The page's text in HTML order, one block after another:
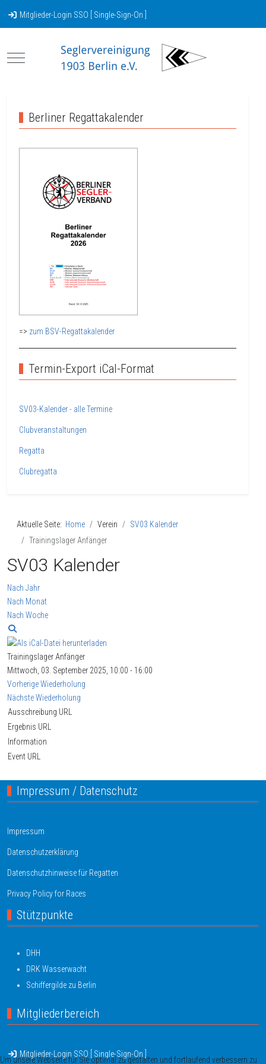
Mitglieder-Login SSO [ Single-Sign-On ]
Mobile Menu Toggle
Berliner Regattakalender
=> zum BSV-Regattakalender
Termin-Export iCal-Format
SV03-Kalender - alle Termine
Clubveranstaltungen
Regatta
Clubregatta
Aktuelle Seite: Home Verein
SV03 Kalender
Trainingslager Anfänger
SV03 Kalender
Nach Jahr
Nach Monat
Nach Woche
Trainingslager Anfänger
Mittwoch, 03. September 2025, 10:00 - 16:00
Vorherige Wiederholung
Nächste Wiederholung
Ausschreibung URL
Ergebnis URL
Information
Event URL
Impressum / Datenschutz
Impressum
Datenschutzerklärung
Datenschutzhinweise für Regatten
Privacy Policy for Races
Stützpunkte
DHH
DRK Wasserwacht
Schiffergilde zu Berlin
Mitgliederbereich
Mitglieder-Login SSO [ Single-Sign-On ]
Um unsere Webseite für Sie optimal zu gestalten und fortlaufend verbessern zu